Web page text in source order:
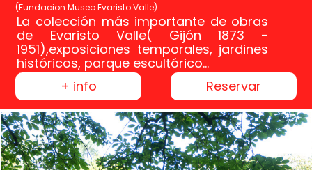
(Fundacion Museo Evaristo Valle)
La colección más importante de obras
de Evaristo Valle( Gijón 1873 -
1951),exposiciones temporales, jardines
históricos, parque escultórico...
+ info
Reservar